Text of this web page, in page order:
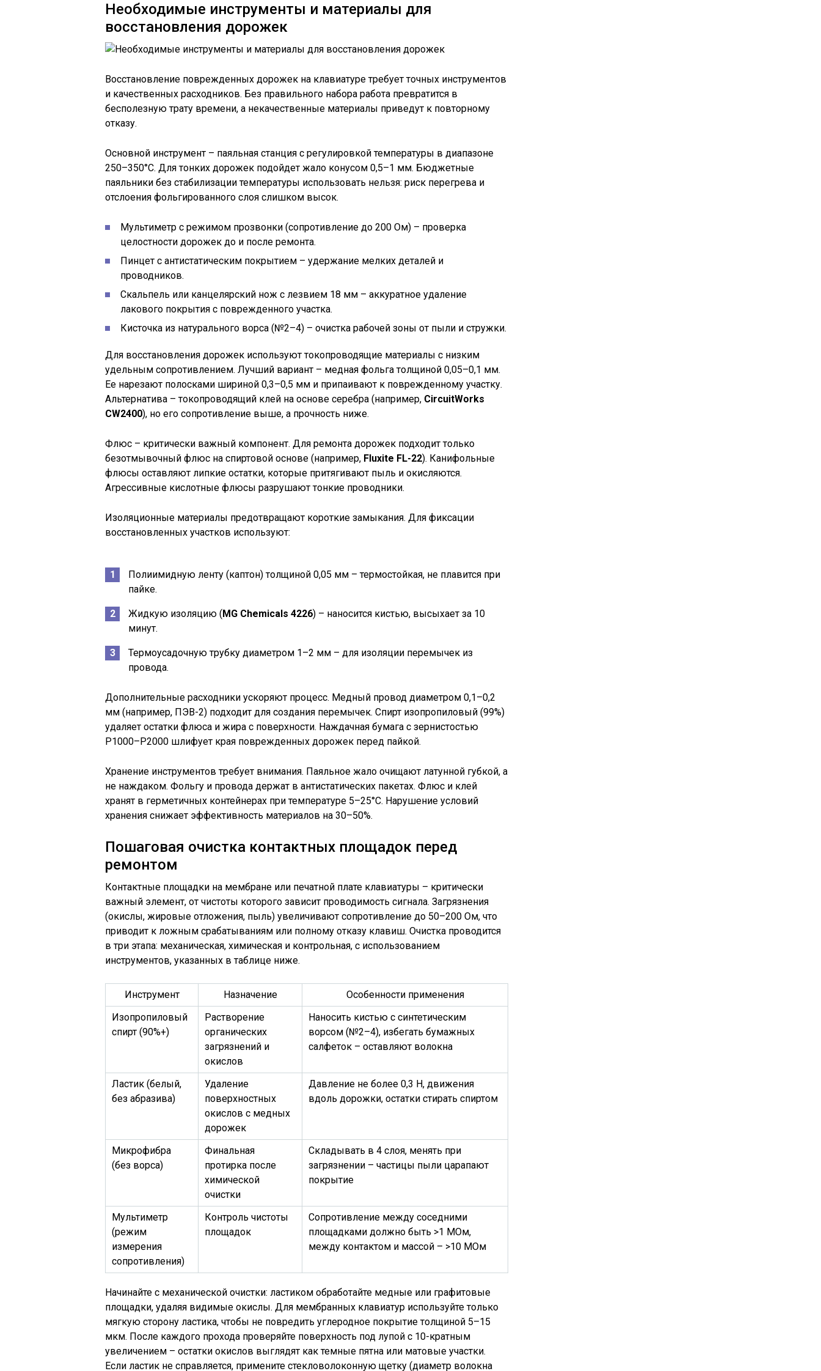
Необходимые инструменты и материалы для
восстановления дорожек
Восстановление поврежденных дорожек на клавиатуре требует точных инструментов
и качественных расходников. Без правильного набора работа превратится в
бесполезную трату времени, а некачественные материалы приведут к повторному
отказу.
Основной инструмент – паяльная станция с регулировкой температуры в диапазоне
250–350°C. Для тонких дорожек подойдет жало конусом 0,5–1 мм. Бюджетные
паяльники без стабилизации температуры использовать нельзя: риск перегрева и
отслоения фольгированного слоя слишком высок.
Мультиметр с режимом прозвонки (сопротивление до 200 Ом) – проверка
целостности дорожек до и после ремонта.
Пинцет с антистатическим покрытием – удержание мелких деталей и
проводников.
Скальпель или канцелярский нож с лезвием 18 мм – аккуратное удаление
лакового покрытия с поврежденного участка.
Кисточка из натурального ворса (№2–4) – очистка рабочей зоны от пыли и стружки.
Для восстановления дорожек используют токопроводящие материалы с низким
удельным сопротивлением. Лучший вариант – медная фольга толщиной 0,05–0,1 мм.
Ее нарезают полосками шириной 0,3–0,5 мм и припаивают к поврежденному участку.
Альтернатива – токопроводящий клей на основе серебра (например, CircuitWorks
CW2400), но его сопротивление выше, а прочность ниже.
Флюс – критически важный компонент. Для ремонта дорожек подходит только
безотмывочный флюс на спиртовой основе (например, Fluxite FL-22). Канифольные
флюсы оставляют липкие остатки, которые притягивают пыль и окисляются.
Агрессивные кислотные флюсы разрушают тонкие проводники.
Изоляционные материалы предотвращают короткие замыкания. Для фиксации
восстановленных участков используют:
Полиимидную ленту (каптон) толщиной 0,05 мм – термостойкая, не плавится при
пайке.
Жидкую изоляцию (MG Chemicals 4226) – наносится кистью, высыхает за 10
минут.
Термоусадочную трубку диаметром 1–2 мм – для изоляции перемычек из
провода.
Дополнительные расходники ускоряют процесс. Медный провод диаметром 0,1–0,2
мм (например, ПЭВ-2) подходит для создания перемычек. Спирт изопропиловый (99%)
удаляет остатки флюса и жира с поверхности. Наждачная бумага с зернистостью
P1000–P2000 шлифует края поврежденных дорожек перед пайкой.
Хранение инструментов требует внимания. Паяльное жало очищают латунной губкой, а
не наждаком. Фольгу и провода держат в антистатических пакетах. Флюс и клей
хранят в герметичных контейнерах при температуре 5–25°C. Нарушение условий
хранения снижает эффективность материалов на 30–50%.
Пошаговая очистка контактных площадок перед
ремонтом
Контактные площадки на мембране или печатной плате клавиатуры – критически
важный элемент, от чистоты которого зависит проводимость сигнала. Загрязнения
(окислы, жировые отложения, пыль) увеличивают сопротивление до 50–200 Ом, что
приводит к ложным срабатываниям или полному отказу клавиш. Очистка проводится
в три этапа: механическая, химическая и контрольная, с использованием
инструментов, указанных в таблице ниже.
Инструмент Назначение
Особенности применения
Изопропиловый
спирт (90%+)
Растворение
органических
загрязнений и
окислов
Наносить кистью с синтетическим
ворсом (№2–4), избегать бумажных
салфеток – оставляют волокна
Ластик (белый,
без абразива)
Удаление
поверхностных
окислов с медных
дорожек
Давление не более 0,3 Н, движения
вдоль дорожки, остатки стирать спиртом
Микрофибра
(без ворса)
Финальная
протирка после
химической
очистки
Складывать в 4 слоя, менять при
загрязнении – частицы пыли царапают
покрытие
Мультиметр
(режим
измерения
сопротивления)
Контроль чистоты
площадок
Сопротивление между соседними
площадками должно быть >1 МОм,
между контактом и массой – >10 МОм
Начинайте с механической очистки: ластиком обработайте медные или графитовые
площадки, удаляя видимые окислы. Для мембранных клавиатур используйте только
мягкую сторону ластика, чтобы не повредить углеродное покрытие толщиной 5–15
мкм. После каждого прохода проверяйте поверхность под лупой с 10-кратным
увеличением – остатки окислов выглядят как темные пятна или матовые участки.
Если ластик не справляется, примените стекловолоконную щетку (диаметр волокна